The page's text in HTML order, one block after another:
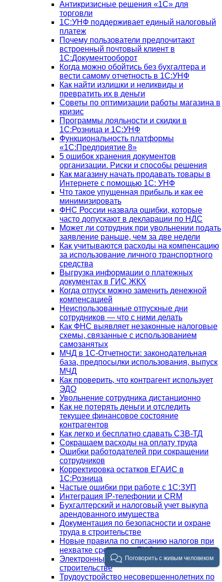
Антикризисные решения «1С» для
торговли
1С:УНФ поддерживает единый налоговый
платеж
Почему пользователи предпочитают
встроенный почтовый клиент в
1С:Документооборот
Когда можно обойтись без бухгалтера и
вести самому отчетность в 1С:УНФ
Как найти излишки и неликвиды и
превратить их в деньги
Советы по оптимизации работы магазина в
кризис
Программы лояльности и скидки в
1С:Розница и 1С:УНФ
Функциональность платформы
«1С:Предприятие 8»
5 ошибок хранения документов
организации. Риски и способы решения
Как магазину начать продавать товары в
Интернете с помощью 1С: УНФ
Что такое упущенная прибыль и как ее
минимизировать
ФНС России назвала ошибки, которые
часто допускают в декларации по НДС
Может ли сотрудник при увольнении подать
заявление раньше, чем за две недели
Как учитываются расходы на компенсацию
за использование личного транспортного
средства
Выгрузка информации о платежных
документах в ГИС ЖКХ
Когда отпуск можно заменить денежной
компенсацией
Неиспользованные отпускные дни
сотрудников — что с ними делать
Как ФНС выявляет незаконные налоговые
схемы, связанные с использованием
самозанятых
МЧД в 1С-Отчетности: законодательная
база, предпосылки использования, выпуск
МЧД
Как проверить, что контрагент использует
ЭДО
Увольнение сотрудника дистанционно
Как не потерять деньги и отследить
текущее финансовое состояние
контрагентов
Как легко и бесплатно сдавать СЗВ-ТД
Сокращаем расходы на оплату труда
Ошибки работодателей при сокращении
сотрудников
Корректировка остатков ЕГАИС в
1С:Розница
Частые ошибки при работе с 1С:ЗУП
Интеграция IP-телефонии и CRM
Бухгалтерский и налоговый учет выкупа
арендованного имущества
Документация по безопасности и охране
труда в строительстве
Новые правила по списанию налогов при
нехватке средств на ЕНС
Электронный документооборот в
строительстве
Трудоустройство несовершеннолетних по
Поговорить с живым человеком